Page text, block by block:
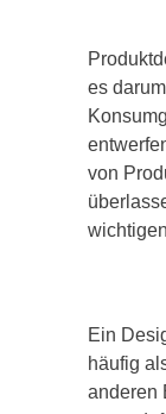
es
von
Ein
häufig
anderen